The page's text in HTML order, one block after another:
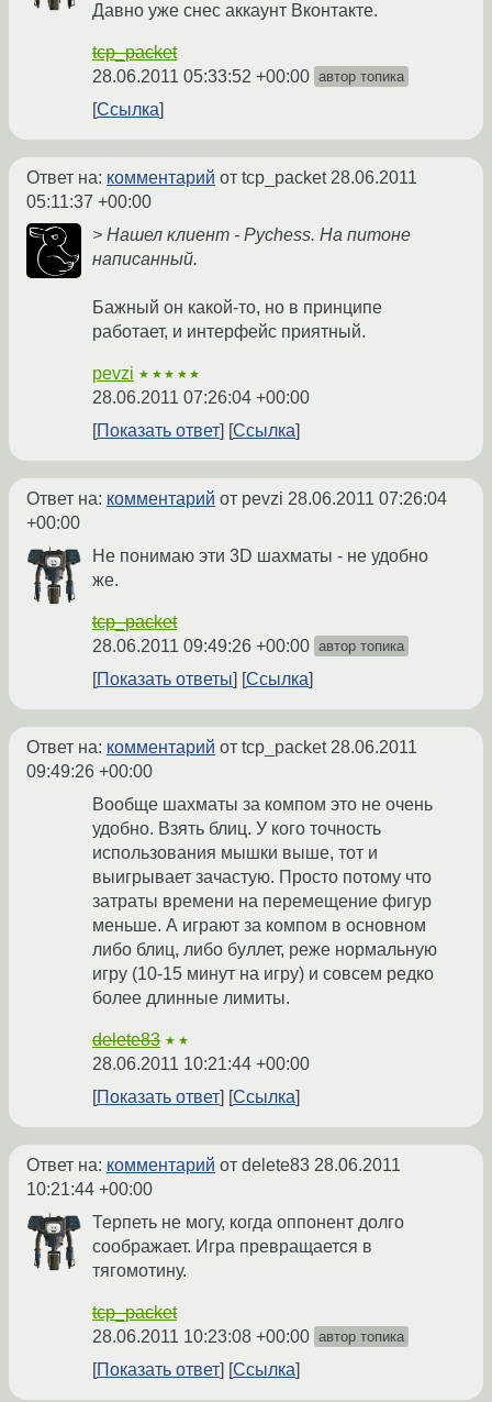
Давно уже снес аккаунт Вконтакте.
tcp_packet
28.06.2011 05:33:52 +00:00 автор топика
Ссылка
Ответ на: комментарий от tcp_packet 28.06.2011
05:11:37 +00:00
> Нашел клиент - Pychess. На питоне
написанный.
Бажный он какой-то, но в принципе
работает, и интерфейс приятный.
pevzi ★★★★★
28.06.2011 07:26:04 +00:00
Показать ответ
Ссылка
Ответ на: комментарий от pevzi 28.06.2011 07:26:04
+00:00
Не понимаю эти 3D шахматы - не удобно
же.
tcp_packet
28.06.2011 09:49:26 +00:00 автор топика
Показать ответы Ссылка
Ответ на: комментарий от tcp_packet 28.06.2011
09:49:26 +00:00
Вообще шахматы за компом это не очень
удобно. Взять блиц. У кого точность
использования мышки выше, тот и
выигрывает зачастую. Просто потому что
затраты времени на перемещение фигур
меньше. А играют за компом в основном
либо блиц, либо буллет, реже нормальную
игру (10-15 минут на игру) и совсем редко
более длинные лимиты.
delete83 ★★
28.06.2011 10:21:44 +00:00
Показать ответ
Ссылка
Ответ на: комментарий от delete83 28.06.2011
10:21:44 +00:00
Терпеть не могу, когда оппонент долго
соображает. Игра превращается в
тягомотину.
tcp_packet
28.06.2011 10:23:08 +00:00 автор топика
Показать ответ Ссылка